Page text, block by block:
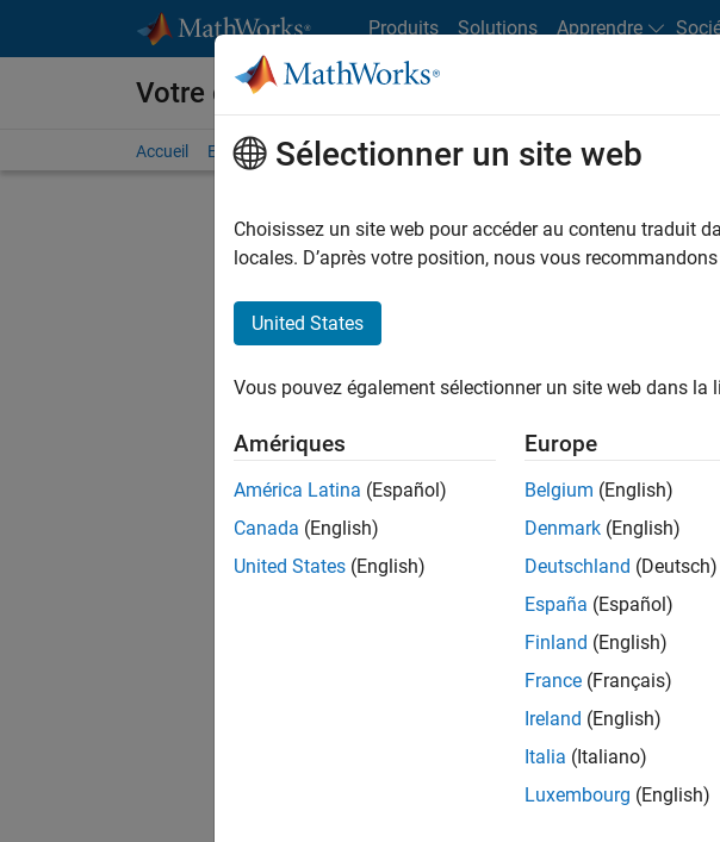
Produits Solutions Apprendre
Votre carrière chez MathWorks
Accueil Explorer nos opportunités Adresses de nos bureaux Étudiants et
FILTRER PAR Ingénierie de la
Les descriptions de poste
opportunités de votre région.
Senior Software Quality
Senior Software
FR-Meudon|
Leverage your C/C++
automated test suites,
Sélectionner un site web
Choisissez un site web pour accéder au contenu traduit
locales. D’après votre position, nous vous
United States
Vous pouvez également sélectionner un site web dans la
Amériques
América Latina (Español)
Canada (English)
United States (English)
Europe
Belgium (English)
Denmark (English)
Deutschland (Deutsch)
España (Español)
Finland (English)
France (Français)
Ireland (English)
Italia (Italiano)
Luxembourg (English)